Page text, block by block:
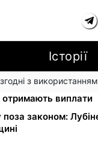
Історії
згодні зСША: люди з
отримають виплати
поза законом: